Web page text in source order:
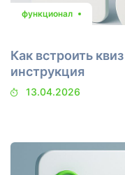
функционал
Как встроить
инструкция
13.04.2026